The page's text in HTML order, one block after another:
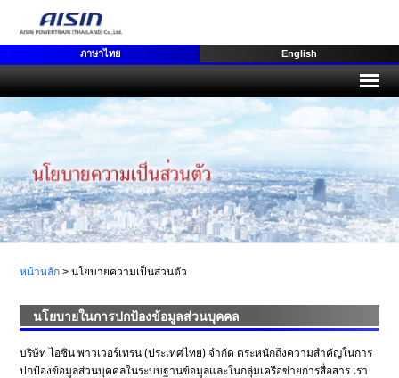
ภาษาไทย English
หน้าหลัก >นโยบายความเป็นส่วนตัว
นโยบายในการปกป้องข้อมูลส่วนบุคคล
บริษัท ไอซิน พาวเวอร์เทรน (ประเทศไทย) จำกัด ตระหนักถึงความสำคัญในการ
ปกป้องข้อมูลส่วนบุคคลในระบบฐานข้อมูลและในกลุ่มเครือข่ายการสื่อสาร เรา